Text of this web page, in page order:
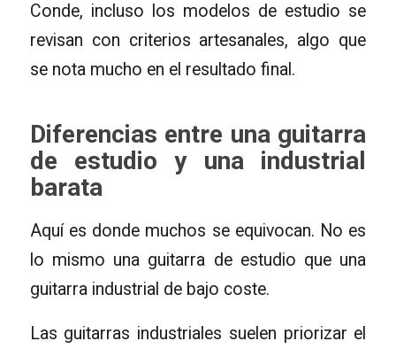
Conde, incluso los modelos de estudio se
revisan con criterios artesanales, algo que
se nota mucho en el resultado final.
Diferencias entre una guitarra
de estudio y una industrial
barata
Aquí es donde muchos se equivocan. No es
lo mismo una guitarra de estudio que una
guitarra industrial de bajo coste.
Las guitarras industriales suelen priorizar el